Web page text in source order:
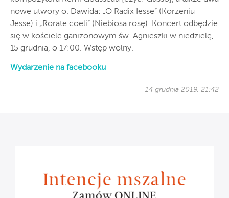
nowe utwory o. Dawida: „O Radix Iesse” (Korzeniu
Jesse) i „Rorate coeli” (Niebiosa rosę). Koncert odbędzie
się w kościele ganizonowym św. Agnieszki w niedzielę,
15 grudnia, o 17:00. Wstęp wolny.
Wydarzenie na facebooku
14 grudnia 2019, 21:42